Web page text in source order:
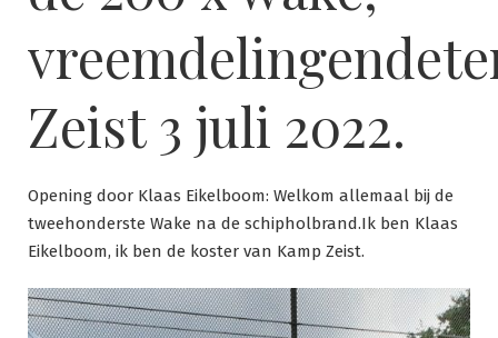
Zeist 3 juli 2022.
Opening door Klaas Eikelboom: Welkom allemaal bij de
tweehonderste Wake na de schipholbrand.Ik ben Klaas
Eikelboom, ik ben de koster van Kamp Zeist.